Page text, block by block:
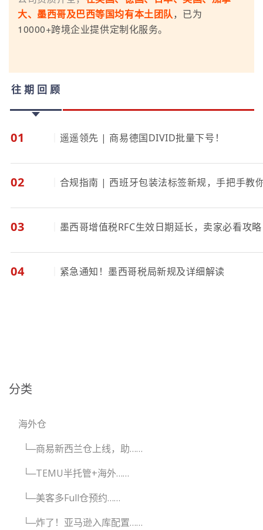
大、墨西哥及巴西等国均有本土团队，已为
10000+跨境企业提供定制化服务。
往期回顾
01 遥遥领先 | 商易德国DIVID批量下号！
02 合规指南 | 西班牙包装法标签新规，手把手教
03 墨西哥增值税RFC生效日期延长，卖家必看攻
04 紧急通知！墨西哥税局新规及详细解读
分类
海外仓
└─商易新西兰仓上线，助……
└─TEMU半托管+海外……
└─美客多Full仓预约……
└─炸了！亚马逊入库配置……